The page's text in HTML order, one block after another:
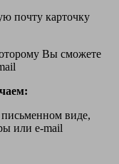
почту карточку
Вы сможете
виде,
или e-mail